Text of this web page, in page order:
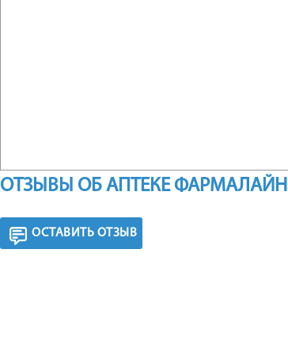
ОТЗЫВЫ ОБ АПТЕКЕ ФАРМАЛАЙН
ОСТАВИТЬ ОТЗЫВ